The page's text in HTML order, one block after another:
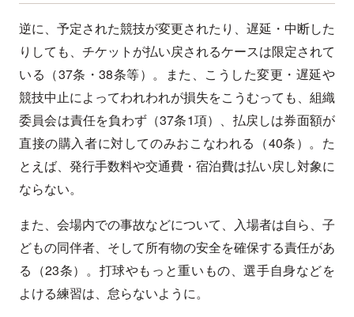
逆に、予定された競技が変更されたり、遅延・中断した
りしても、チケットが払い戻されるケースは限定されて
いる（37条・38条等）。また、こうした変更・遅延や
競技中止によってわれわれが損失をこうむっても、組織
委員会は責任を負わず（37条1項）、払戻しは券面額が
直接の購入者に対してのみおこなわれる（40条）。た
とえば、発行手数料や交通費・宿泊費は払い戻し対象に
ならない。
また、会場内での事故などについて、入場者は自ら、子
どもの同伴者、そして所有物の安全を確保する責任があ
る（23条）。打球やもっと重いもの、選手自身などを
よける練習は、怠らないように。